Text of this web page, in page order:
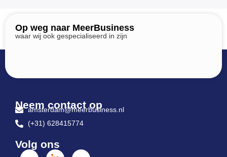
Op weg naar MeerBusiness
waar wij ook gespecialiseerd in zijn
Neem contact op
amsterdam@meerbusiness.nl
(+31) 628415774
Volg ons